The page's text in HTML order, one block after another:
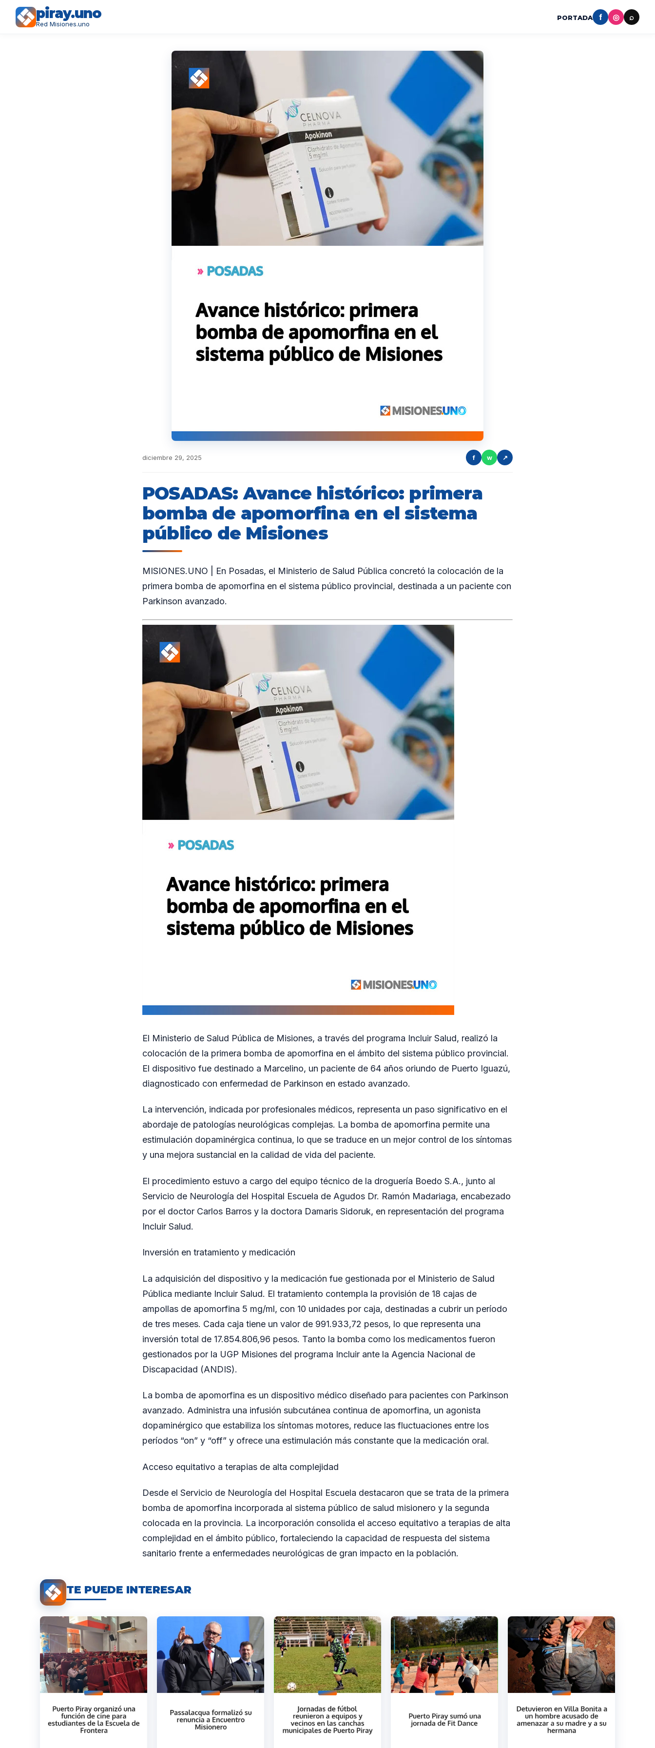
piray.uno
Red Misiones.uno
PORTADA f ◎ ⌕
diciembre 29, 2025 f w ↗
POSADAS: Avance histórico: primera
bomba de apomorfina en el sistema
público de Misiones
MISIONES.UNO | En Posadas, el Ministerio de Salud Pública concretó la colocación de la
primera bomba de apomorfina en el sistema público provincial, destinada a un paciente con
Parkinson avanzado.
El Ministerio de Salud Pública de Misiones, a través del programa Incluir Salud, realizó la
colocación de la primera bomba de apomorfina en el ámbito del sistema público provincial.
El dispositivo fue destinado a Marcelino, un paciente de 64 años oriundo de Puerto Iguazú,
diagnosticado con enfermedad de Parkinson en estado avanzado.
La intervención, indicada por profesionales médicos, representa un paso significativo en el
abordaje de patologías neurológicas complejas. La bomba de apomorfina permite una
estimulación dopaminérgica continua, lo que se traduce en un mejor control de los síntomas
y una mejora sustancial en la calidad de vida del paciente.
El procedimiento estuvo a cargo del equipo técnico de la droguería Boedo S.A., junto al
Servicio de Neurología del Hospital Escuela de Agudos Dr. Ramón Madariaga, encabezado
por el doctor Carlos Barros y la doctora Damaris Sidoruk, en representación del programa
Incluir Salud.
Inversión en tratamiento y medicación
La adquisición del dispositivo y la medicación fue gestionada por el Ministerio de Salud
Pública mediante Incluir Salud. El tratamiento contempla la provisión de 18 cajas de
ampollas de apomorfina 5 mg/ml, con 10 unidades por caja, destinadas a cubrir un período
de tres meses. Cada caja tiene un valor de 991.933,72 pesos, lo que representa una
inversión total de 17.854.806,96 pesos. Tanto la bomba como los medicamentos fueron
gestionados por la UGP Misiones del programa Incluir ante la Agencia Nacional de
Discapacidad (ANDIS).
La bomba de apomorfina es un dispositivo médico diseñado para pacientes con Parkinson
avanzado. Administra una infusión subcutánea continua de apomorfina, un agonista
dopaminérgico que estabiliza los síntomas motores, reduce las fluctuaciones entre los
períodos “on” y “off” y ofrece una estimulación más constante que la medicación oral.
Acceso equitativo a terapias de alta complejidad
Desde el Servicio de Neurología del Hospital Escuela destacaron que se trata de la primera
bomba de apomorfina incorporada al sistema público de salud misionero y la segunda
colocada en la provincia. La incorporación consolida el acceso equitativo a terapias de alta
complejidad en el ámbito público, fortaleciendo la capacidad de respuesta del sistema
sanitario frente a enfermedades neurológicas de gran impacto en la población.
TE PUEDE INTERESAR